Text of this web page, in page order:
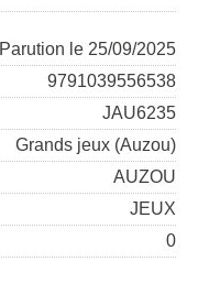
Parution le 25/09/2025
9791039556538
JAU6235
Grands jeux (Auzou)
AUZOU
JEUX
0